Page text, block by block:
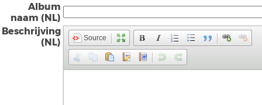
Album
naam (NL)
Beschrijving
(NL)
Source